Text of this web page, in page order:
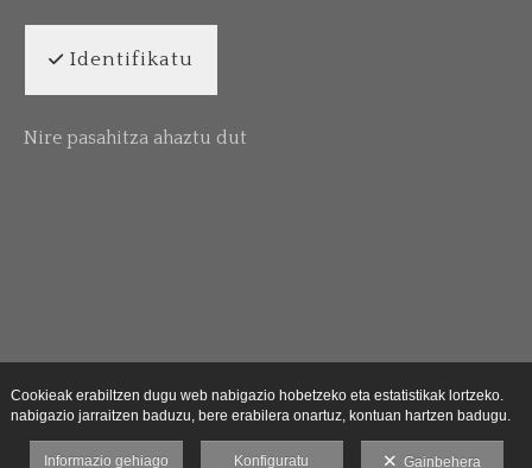
Identifikatu
Nire pasahitza ahaztu dut
Cookieak erabiltzen dugu web nabigazio hobetzeko eta estatistikak lortzeko.
nabigazio jarraitzen baduzu, bere erabilera onartuz, kontuan hartzen badugu.
Informazio gehiago Konfiguratu Gainbehera